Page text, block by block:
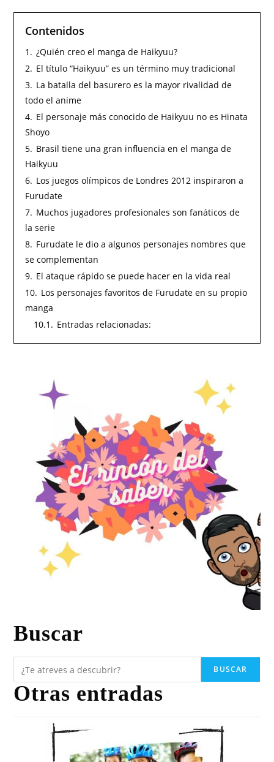
Contenidos
1. ¿Quién creo el manga de Haikyuu?
2. El título “Haikyuu” es un término muy tradicional
3. La batalla del basurero es la mayor rivalidad de
todo el anime
4. El personaje más conocido de Haikyuu no es Hinata
Shoyo
5. Brasil tiene una gran influencia en el manga de
Haikyuu
6. Los juegos olímpicos de Londres 2012 inspiraron a
Furudate
7. Muchos jugadores profesionales son fanáticos de
la serie
8. Furudate le dio a algunos personajes nombres que
se complementan
9. El ataque rápido se puede hacer en la vida real
10. Los personajes favoritos de Furudate en su propio
manga
10.1. Entradas relacionadas:
Buscar
BUSCAR
Otras entradas